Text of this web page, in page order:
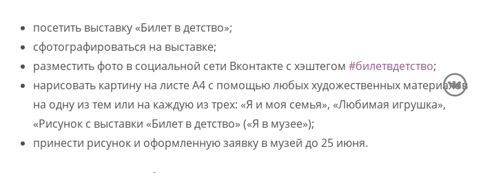
посетить выставку «Билет в детство»;
сфотографироваться на выставке;
разместить фото в социальной сети Вконтакте с хэштегом #билетвдетство;
нарисовать картину на листе А4 с помощью любых художественных материалов
на одну из тем или на каждую из трех: «Я и моя семья», «Любимая игрушка»,
«Рисунок с выставки «Билет в детство» («Я в музее»);
принести рисунок и оформленную заявку в музей до 25 июня.